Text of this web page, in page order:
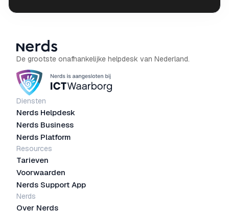
De grootste onafhankelijke helpdesk van Nederland.
Diensten
Nerds Helpdesk
Nerds Business
Nerds Platform
Resources
Tarieven
Voorwaarden
Nerds Support App
Nerds
Over Nerds